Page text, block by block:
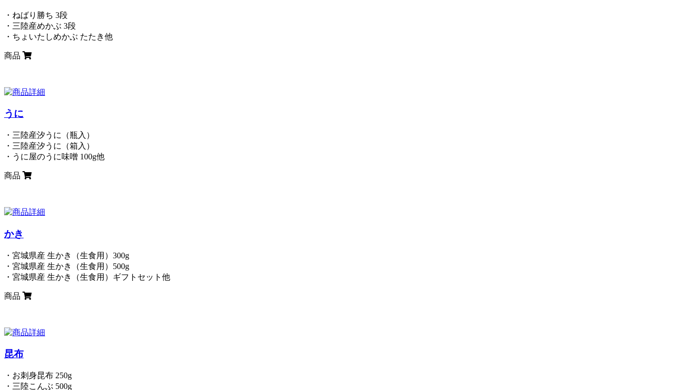
・ねばり勝ち 3段
・三陸産めかぶ 3段
・ちょいたしめかぶ たたき他
商品
うに
・三陸産汐うに（瓶入）
・三陸産汐うに（箱入）
・うに屋のうに味噌 100g他
商品
かき
・宮城県産 生かき（生食用）300g
・宮城県産 生かき（生食用）500g
・宮城県産 生かき（生食用）ギフトセット他
商品
昆布
・お刺身昆布 250g
・三陸こんぶ 500g